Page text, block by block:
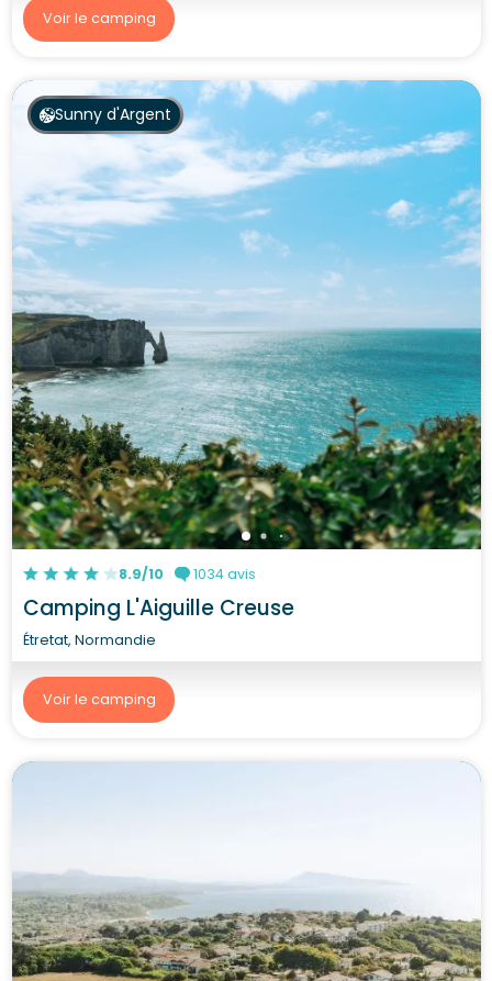
Voir le camping
Sunny d'Argent
8.9/10 1034 avis
Camping L'Aiguille Creuse
Étretat, Normandie
Voir le camping